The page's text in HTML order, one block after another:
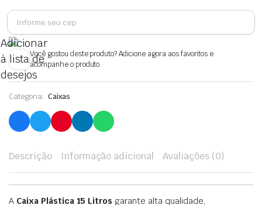
Você gostou deste produto? Adicione agora aos favoritos e
acompanhe o produto.
Adicionar
à lista de
desejos
Categoria: Caixas
Descrição Informação adicional Avaliações (0)
A Caixa Plástica 15 Litros garante alta qualidade,